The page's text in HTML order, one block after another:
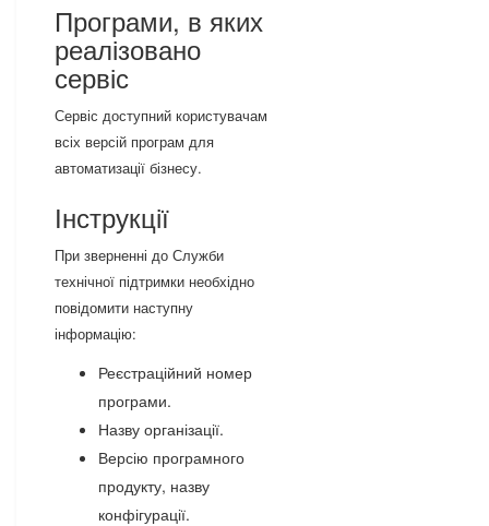
Програми, в яких
реалізовано
сервіс
Сервіс доступний користувачам
всіх версій програм для
автоматизації бізнесу.
Інструкції
При зверненні до Служби
технічної підтримки необхідно
повідомити наступну
інформацію:
Реєстраційний номер
програми.
Назву організації.
Версію програмного
продукту, назву
конфігурації.